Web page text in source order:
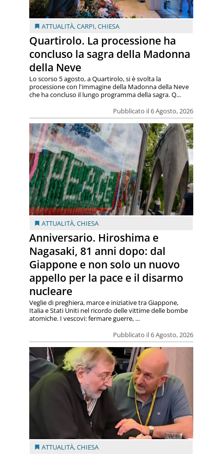
ATTUALITÀ,CARPI,CHIESA
Quartirolo. La processione ha
concluso la sagra della Madonna
della Neve
Pubblicato il 6 Agosto, 2026
Lo scorso 5 agosto, a Quartirolo, si è svolta la
processione con l'immagine della Madonna della Neve
che ha concluso il lungo programma della sagra. Q...
ATTUALITÀ,CHIESA
Anniversario. Hiroshima e
Nagasaki, 81 anni dopo: dal
Giappone e non solo un nuovo
appello per la pace e il disarmo
nucleare
Pubblicato il 6 Agosto, 2026
Veglie di preghiera, marce e iniziative tra Giappone,
Italia e Stati Uniti nel ricordo delle vittime delle bombe
atomiche. I vescovi: fermare guerre, ...
ATTUALITÀ,CHIESA